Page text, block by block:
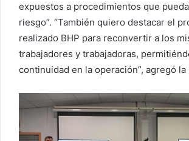
expuestos a procedimientos que
riesgo”. “También quiero destacar el
realizado BHP para reconvertir a los
trabajadores y trabajadoras,
continuidad en la operación”, agregó la